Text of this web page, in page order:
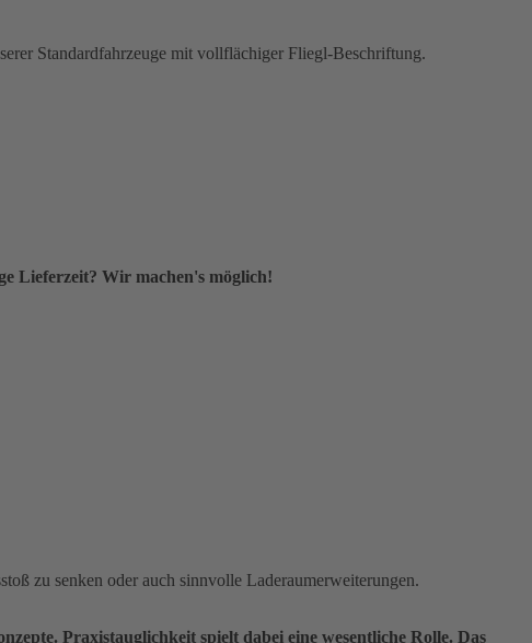
Standardfahrzeuge mit vollflächiger Fliegl-Beschriftung.
Lieferzeit? Wir machen's möglich!
zu senken oder auch sinnvolle Laderaumerweiterungen.
Praxistauglichkeit spielt dabei eine wesentliche Rolle. Das